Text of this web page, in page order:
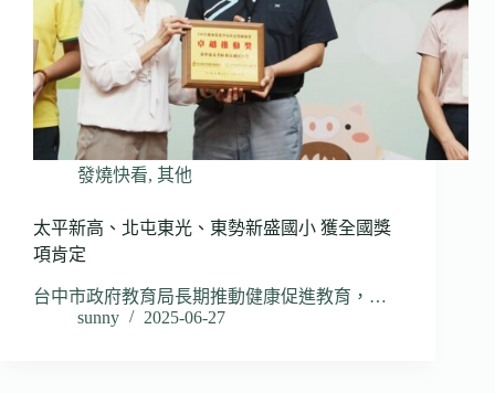
發燒快看, 其他
太平新高、北屯東光、東勢新盛國小 獲全國獎
項肯定
台中市政府教育局長期推動健康促進教育，…
sunny
2025-06-27